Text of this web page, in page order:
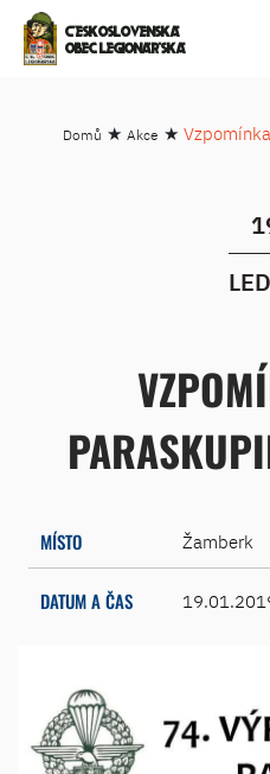
ČESKOSLOVENSKÁ
OBEC LEGIONÁŘSKÁ
Domů ★ Akce ★
MÍSTO Žamberk
DATUM A ČAS